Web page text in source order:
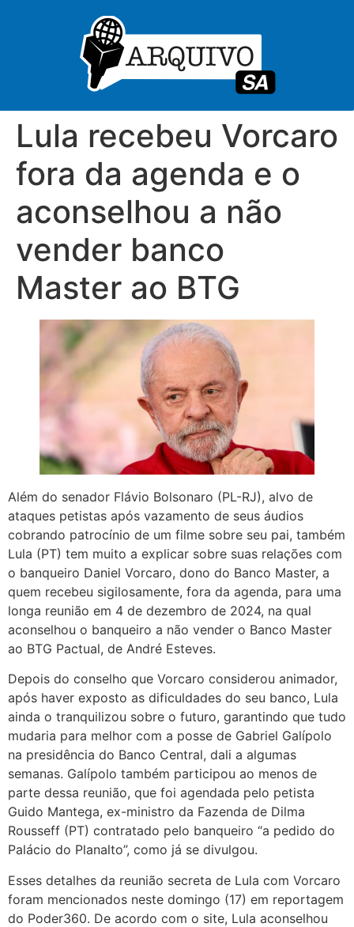
Lula recebeu Vorcaro
fora da agenda e o
aconselhou a não
vender banco
Master ao BTG
Além do senador Flávio Bolsonaro (PL-RJ), alvo de
ataques petistas após vazamento de seus áudios
cobrando patrocínio de um filme sobre seu pai, também
Lula (PT) tem muito a explicar sobre suas relações com
o banqueiro Daniel Vorcaro, dono do Banco Master, a
quem recebeu sigilosamente, fora da agenda, para uma
longa reunião em 4 de dezembro de 2024, na qual
aconselhou o banqueiro a não vender o Banco Master
ao BTG Pactual, de André Esteves.
Depois do conselho que Vorcaro considerou animador,
após haver exposto as dificuldades do seu banco, Lula
ainda o tranquilizou sobre o futuro, garantindo que tudo
mudaria para melhor com a posse de Gabriel Galípolo
na presidência do Banco Central, dali a algumas
semanas. Galípolo também participou ao menos de
parte dessa reunião, que foi agendada pelo petista
Guido Mantega, ex-ministro da Fazenda de Dilma
Rousseff (PT) contratado pelo banqueiro “a pedido do
Palácio do Planalto”, como já se divulgou.
Esses detalhes da reunião secreta de Lula com Vorcaro
foram mencionados neste domingo (17) em reportagem
do Poder360. De acordo com o site, Lula aconselhou